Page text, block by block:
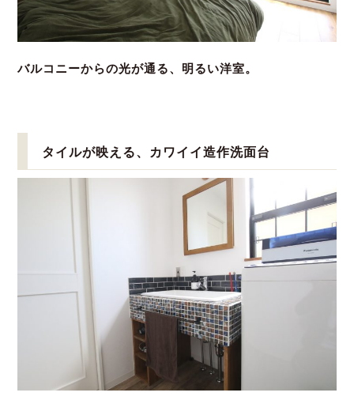
バルコニーからの光が通る、明るい洋室。
タイルが映える、カワイイ造作洗面台